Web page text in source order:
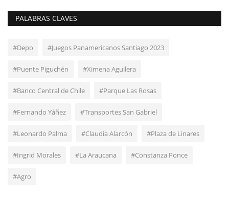
PALABRAS CLAVES
#Depo #Juegos Panamericanos Santiago 2023
#Puente Piguchén #Ximena Aguilera
#Banco Central de Chile #Parque Las Rosas
#Fernando Yáñez #Transportes San Gabriel
#Leonardo Palma #Claudia Alarcón #Plaza de Linares
#Ingrid Morales #La Araucana #Constanza Ponce
#Agro